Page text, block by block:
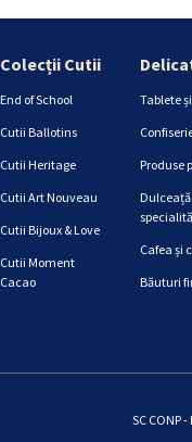
Colecții Cutii
End of School
Cutii Ballotins
Cutii Heritage
Cutii Art Nouveau
Cutii Bijoux & Love
Cutii Moment
Cacao
Tablete
Produse
Dulceață
Cafea și
Băuturi
SC CONP